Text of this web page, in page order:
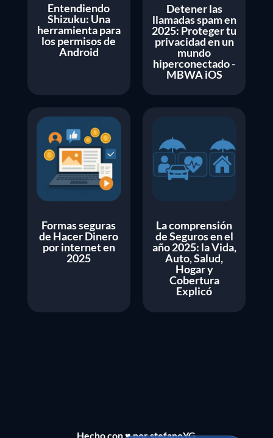
Entendiendo
Shizuku: Una
herramienta para
los permisos de
Android
Detener las
llamadas spam en
2025: Proteger tu
privacidad en un
mundo
hiperconectado -
MBWA iOS
Formas seguras
de Hacer Dinero
por internet en
2025
La comprensión
de Seguros en el
año 2025: la Vida,
Auto, Salud,
Hogar y
Cobertura
Explicó
Hecho con ♥ por stefanoYG
English